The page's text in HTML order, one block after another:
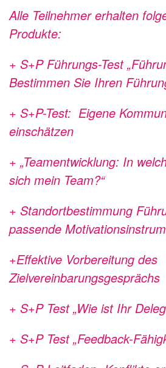
Alle Teilnehmer erhalten
Produkte:
+ S+P Führungs-Test
Bestimmen Sie Ihren
+ S+P-Test: Eigene
einschätzen
+ „Teamentwicklung: In
sich mein Team?“
+ Standortbestimmung
passende
+Effektive Vorbereitung des
Zielvereinbarungsgesprächs
+ S+P Test „Wie ist Ihr
+ S+P Test „Feedback-